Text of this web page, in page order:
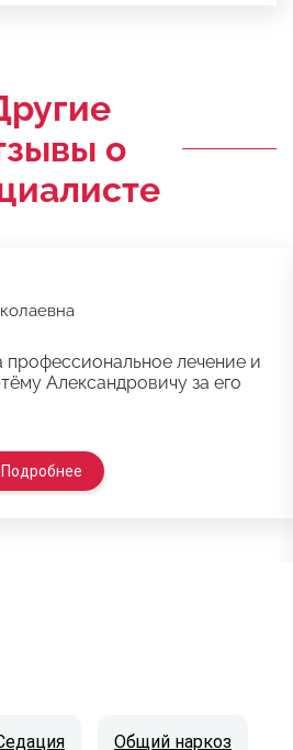
о
лечение и
Александровичу за его
Подробнее
Общий наркоз